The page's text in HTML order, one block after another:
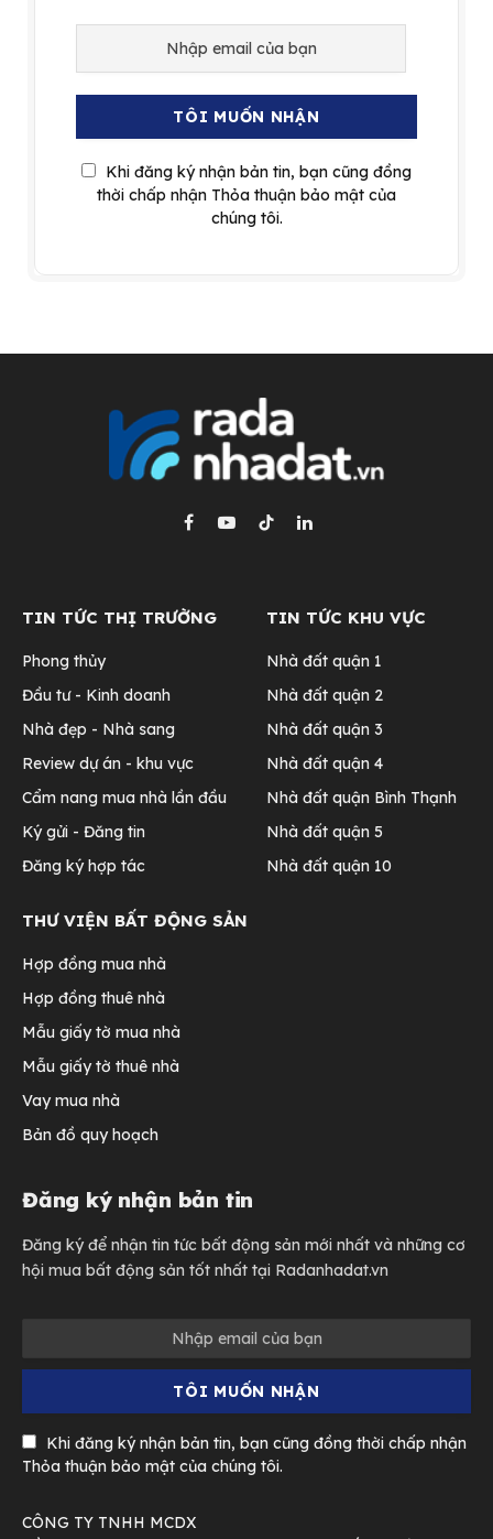
Khi đăng ký nhận bản tin, bạn cũng đồng
thời chấp nhận Thỏa thuận bảo mật của
chúng tôi.
Facebook
YouTubeTikTokLinkedIn
TIN TỨC THỊ TRƯỜNG
Phong thủy
Đầu tư - Kinh doanh
Nhà đẹp - Nhà sang
Review dự án - khu vực
Cẩm nang mua nhà lần đầu
Ký gửi - Đăng tin
Đăng ký hợp tác
TIN TỨC KHU VỰC
Nhà đất quận 1
Nhà đất quận 2
Nhà đất quận 3
Nhà đất quận 4
Nhà đất quận Bình Thạnh
Nhà đất quận 5
Nhà đất quận 10
THƯ VIỆN BẤT ĐỘNG SẢN
Hợp đồng mua nhà
Hợp đồng thuê nhà
Mẫu giấy tờ mua nhà
Mẫu giấy tờ thuê nhà
Vay mua nhà
Bản đồ quy hoạch
Đăng ký nhận bản tin
Đăng ký để nhận tin tức bất động sản mới nhất và những cơ
hội mua bất động sản tốt nhất tại Radanhadat.vn
Khi đăng ký nhận bản tin, bạn cũng đồng thời chấp nhận
Thỏa thuận bảo mật của chúng tôi.
CÔNG TY TNHH MCDX